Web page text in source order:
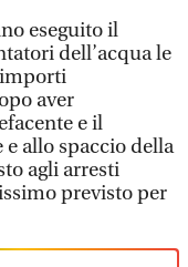
eseguito il
dell’acqua le
aver
e il
allo spaccio della
agli arresti
previsto per